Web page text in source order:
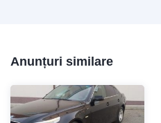
Anunțuri similare